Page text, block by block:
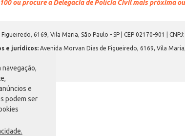
navegação,
e
podem ser
ou procure a Delegacia de Polícia Civil mais próxima
6169, Vila Maria, São Paulo - SP | CEP 02170-901 |
e jurídicos: Avenida Morvan Dias de Figueiredo, 6169, Vila Maria,